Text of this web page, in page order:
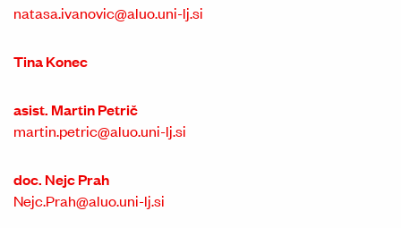
natasa.ivanovic@aluo.uni-lj.si
Tina Konec
asist. Martin Petrič
martin.petric@aluo.uni-lj.si
doc. Nejc Prah
Nejc.Prah@aluo.uni-lj.si